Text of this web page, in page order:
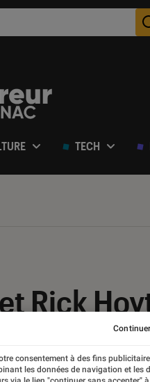
TECH
Rick
consentement à des fins
les données de navigation et les